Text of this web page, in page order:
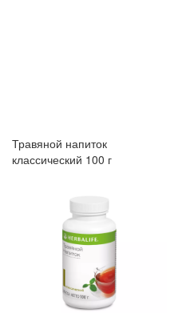
Травяной напиток
классический 100 г